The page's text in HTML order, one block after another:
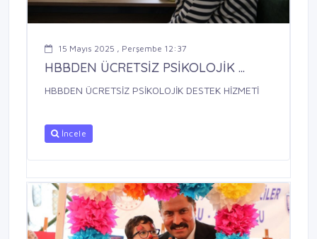
15 Mayıs 2025 , Perşembe 12:37
HBBDEN ÜCRETSİZ PSİKOLOJİK ...
HBBDEN ÜCRETSİZ PSİKOLOJİK DESTEK HİZMETİ
İncele